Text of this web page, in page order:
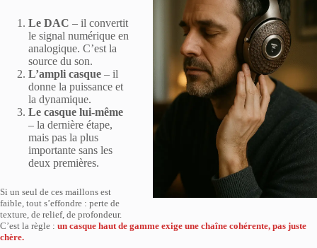
Le DAC – il convertit
le signal numérique en
analogique. C’est la
source du son.
L’ampli casque – il
donne la puissance et
la dynamique.
Le casque lui-même
– la dernière étape,
mais pas la plus
importante sans les
deux premières.
Si un seul de ces maillons est
faible, tout s’effondre : perte de
texture, de relief, de profondeur.
C’est la règle : un casque haut de gamme exige une chaîne cohérente, pas juste
chère.